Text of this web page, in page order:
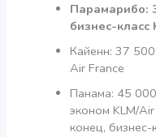
Парамарибо:
бизнес-класс
Кайенн: 37
Air France
Панама: 45
эконом KLM/
конец, бизнес-